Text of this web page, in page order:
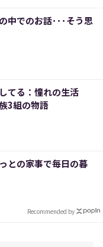
中でのお話･･･そう思
てる：憧れの生活
3組の物語
との家事で毎日の暮
Recommended by